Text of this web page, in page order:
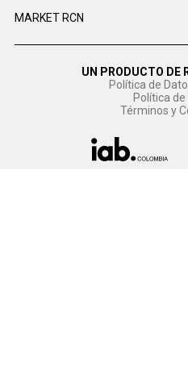
MARKET RCN
UN PRODUCTO DE
Política de
Política de
Términos y